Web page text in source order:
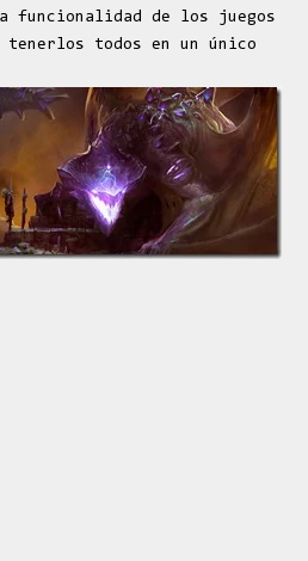
funcionalidad de los juegos
todos en un único